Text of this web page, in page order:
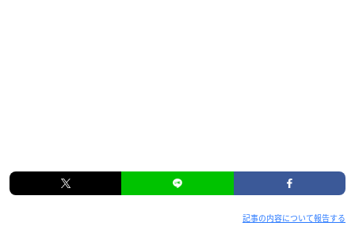
記事の内容について報告する